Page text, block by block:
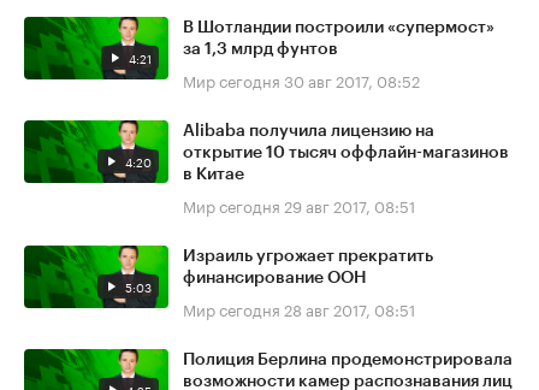
4:21
В Шотландии построили «супермост»
за 1,3 млрд фунтов
Мир сегодня 30 авг 2017, 08:52
4:20
Alibaba получила лицензию на
открытие 10 тысяч оффлайн-магазинов
в Китае
Мир сегодня 29 авг 2017, 08:51
5:03
Израиль угрожает прекратить
финансирование ООН
Мир сегодня 28 авг 2017, 08:51
Полиция Берлина продемонстрировала
возможности камер распознавания лиц